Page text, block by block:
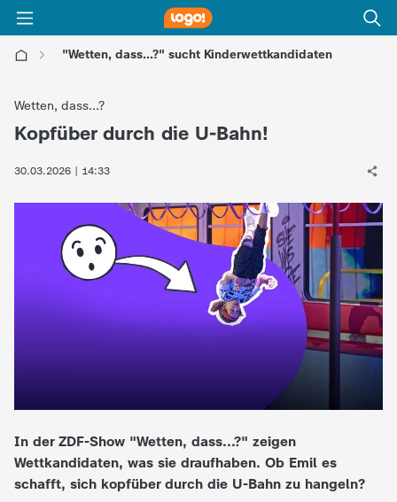
"Wetten, dass...?" sucht Kinderwettkandidaten
o
g
d
e
K
Wetten, dass...?
:
Kopfüber durch die U-Bahn!
30.03.2026 | 14:33
In der ZDF-Show "Wetten, dass...?" zeigen
Wettkandidaten, was sie draufhaben. Ob Emil es
schafft, sich kopfüber durch die U-Bahn zu hangeln?